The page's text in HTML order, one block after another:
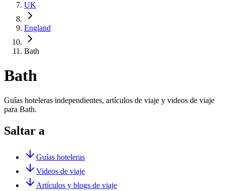
UK
England
Bath
Bath
Guías hoteleras independientes, artículos de viaje y videos de viaje
para Bath.
Saltar a
Guías hoteleras
Videos de viaje
Artículos y blogs de viaje